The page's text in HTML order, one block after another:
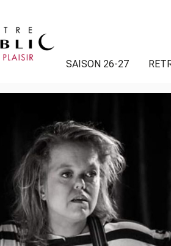
SAISON 26-27